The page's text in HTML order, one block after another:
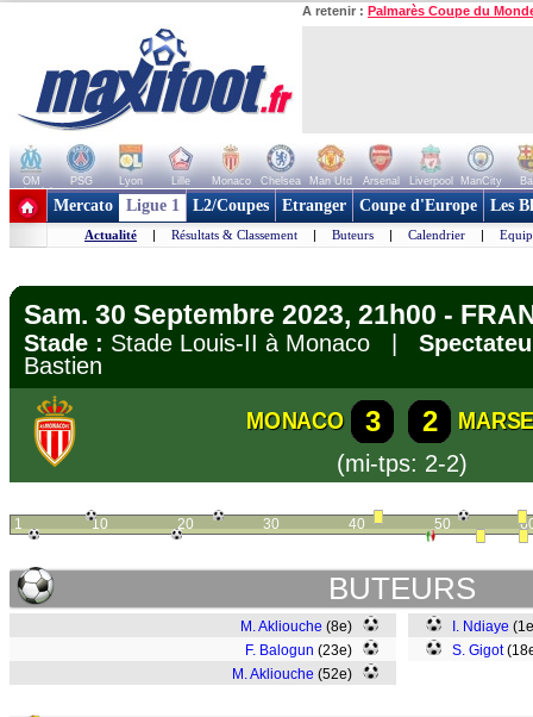
A retenir : Palmarès Coupe du
OM PSG Lyon Lille Monaco Chelsea Man Utd Arsenal Liverpool ManCity
+ de clubs
Mercato Ligue 1 L2/Coupes Etranger Coupe d'Europe Les
Actualité | Résultats & Classement | Buteurs | Calendrier |
Sam. 30 Septembre 2023, 21h00 -
Stade : Stade Louis-II à Monaco |
Bastien
MONACO 3 2
(mi-tps: 2-2)
1 10 20 30 40 50
BUTEURS
M. Akliouche (8e)
F. Balogun (23e)
M. Akliouche (52e)
I. Ndiaye
S. Gigot